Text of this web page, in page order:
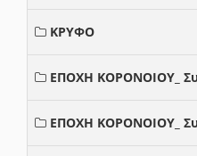
ΚΡΥΦΟ
ΕΠΟΧΗ ΚΟΡΟΝΟΙΟΥ_
ΕΠΟΧΗ ΚΟΡΟΝΟΙΟΥ_